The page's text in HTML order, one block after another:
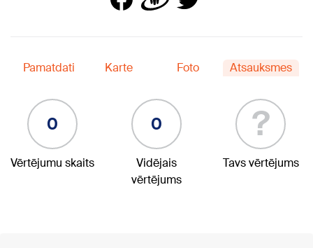
Pamatdati Karte Foto Atsauksmes
0
Vērtējumu skaits
0
Vidējais
vērtējums
?
Tavs vērtējums